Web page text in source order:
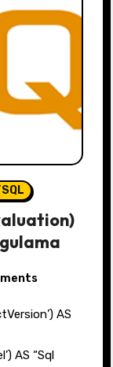
AS “Sql